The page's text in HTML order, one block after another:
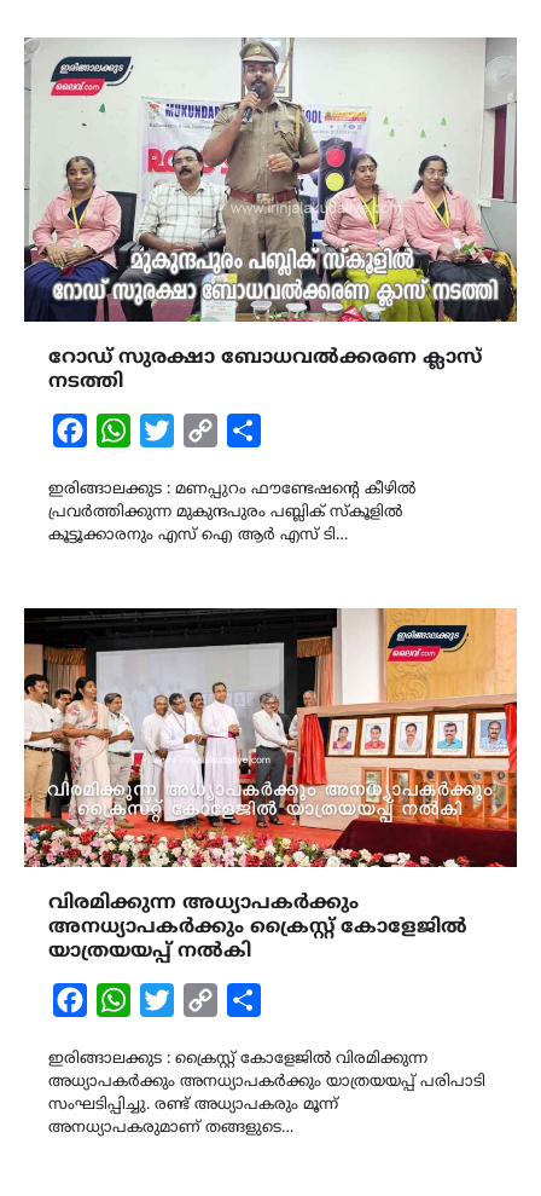
റോഡ് സുരക്ഷാ ബോധവൽക്കരണ ക്ലാസ്
നടത്തി
FacebookWhatsAppTwitterCopy
ഇരിങ്ങാലക്കുട : മണപ്പുറം ഫൗണ്ടേഷന്റെ കീഴിൽ
പ്രവർത്തിക്കുന്ന മുകുന്ദപുരം പബ്ലിക് സ്കൂളിൽ
കൂട്ടൂക്കാരനും എസ് ഐ ആർ എസ് ടി…
വിരമിക്കുന്ന അധ്യാപകർക്കും
അനധ്യാപകർക്കും ക്രൈസ്റ്റ് കോളേജിൽ
യാത്രയയപ്പ് നൽകി
FacebookWhatsAppTwitterCopy
ഇരിങ്ങാലക്കുട : ക്രൈസ്റ്റ് കോളേജിൽ വിരമിക്കുന്ന
അധ്യാപകർക്കും അനധ്യാപകർക്കും യാത്രയയപ്പ് പരിപാടി
സംഘടിപ്പിച്ചു. രണ്ട് അധ്യാപകരും മൂന്ന്
അനധ്യാപകരുമാണ് തങ്ങളുടെ…